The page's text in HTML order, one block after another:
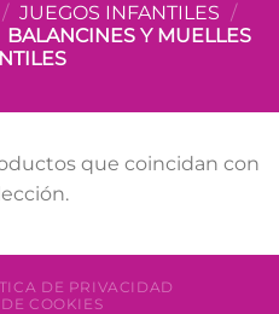
/ JUEGOS INFANTILES /
BALANCINES Y MUELLES
que coincidan con
DE PRIVACIDAD
COOKIES